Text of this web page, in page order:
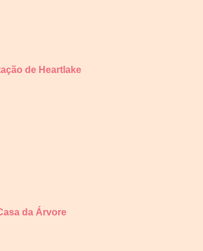
de Heartlake
da Árvore